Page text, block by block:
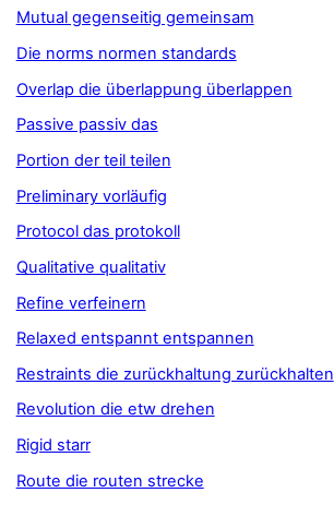
Mutual gegenseitig gemeinsam
Die norms normen standards
Overlap die überlappung überlappen
Passive passiv das
Portion der teil teilen
Preliminary vorläufig
Protocol das protokoll
Qualitative qualitativ
Refine verfeinern
Relaxed entspannt entspannen
Restraints die zurückhaltung zurückhalten
Revolution die etw drehen
Rigid starr
Route die routen strecke